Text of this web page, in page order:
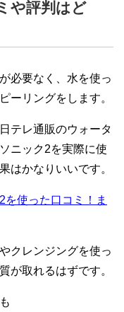
や評判はど
必要なく、水を使っ
ーリングをします。
テレ通販のウォータ
ニック2を実際に使
はかなりいいです。
を使った口コミ！ま
クレンジングを使っ
が取れるはずです。